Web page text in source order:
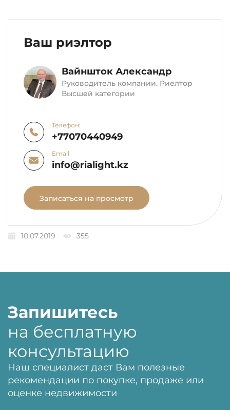
Ваш риэлтор
Вайншток Александр
Руководитель компании. Риелтор
Высшей категории
Телефон:
+77070440949
Email
info@rialight.kz
Записаться на просмотр
10.07.2019 355
Запишитесь
на бесплатную
консультацию
Наш специалист даст Вам полезные
рекомендации по покупке, продаже или
оценке недвижимости